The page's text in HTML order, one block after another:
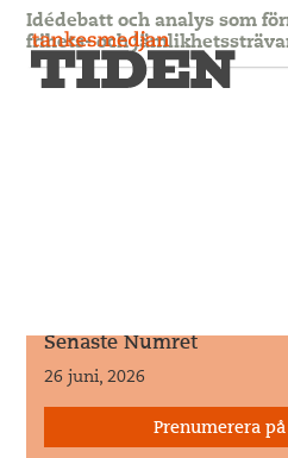
Idédebatt och analys som
frihets- och
Senaste Numret
26 juni, 2026
Prenumerera